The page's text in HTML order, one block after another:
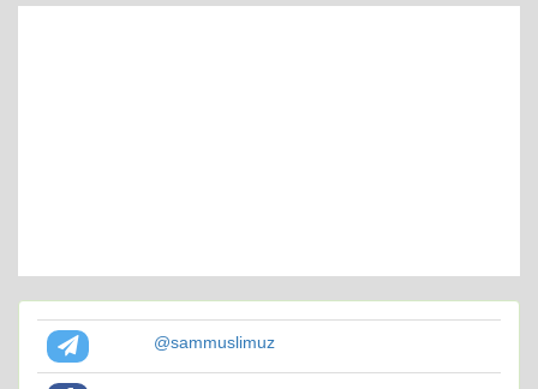
@sammuslimuz